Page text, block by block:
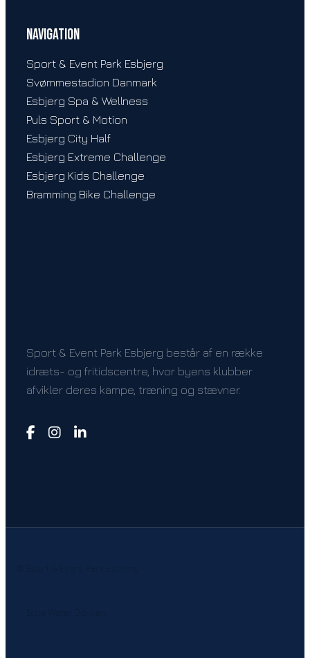
Navigation
Sport & Event Park Esbjerg
Svømmestadion Danmark
Esbjerg Spa & Wellness
Puls Sport & Motion
Esbjerg City Half
Esbjerg Extreme Challenge
Esbjerg Kids Challenge
Bramming Bike Challenge
Sport & Event Park Esbjerg består af en række
idræts- og fritidscentre, hvor byens klubber
afvikler deres kampe, træning og stævner.